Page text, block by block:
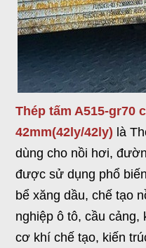
Thép tấm A515-gr70
42mm(42ly/42ly) là
dùng cho nồi hơi,
được sử dụng phổ
bể xăng dầu, chế tạo
nghiệp ô tô, cầu
cơ khí chế tạo, kiến